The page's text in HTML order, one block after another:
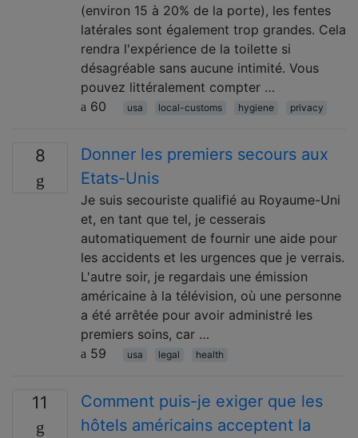
(environ 15 à 20% de la porte), les fentes
latérales sont également trop grandes. Cela
rendra l'expérience de la toilette si
désagréable sans aucune intimité. Vous
pouvez littéralement compter …
60
usa local-customs hygiene privacy
8
Donner les premiers secours aux
Etats-Unis
Je suis secouriste qualifié au Royaume-Uni
et, en tant que tel, je cesserais
automatiquement de fournir une aide pour
les accidents et les urgences que je verrais.
L'autre soir, je regardais une émission
américaine à la télévision, où une personne
a été arrêtée pour avoir administré les
premiers soins, car …
59
usa legal health
11
Comment puis-je exiger que les
hôtels américains acceptent la